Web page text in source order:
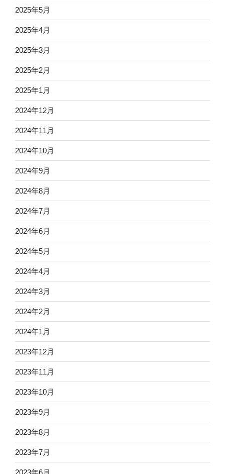
2025年5月
2025年4月
2025年3月
2025年2月
2025年1月
2024年12月
2024年11月
2024年10月
2024年9月
2024年8月
2024年7月
2024年6月
2024年5月
2024年4月
2024年3月
2024年2月
2024年1月
2023年12月
2023年11月
2023年10月
2023年9月
2023年8月
2023年7月
2023年6月